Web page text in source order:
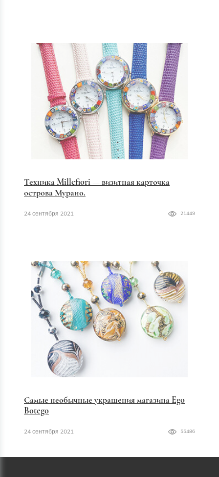
Техника Millefiori — визитная карточка
острова Мурано.
24 сентября 2021 21449
Самые необычные украшения магазина Ego
Botego
24 сентября 2021 55486